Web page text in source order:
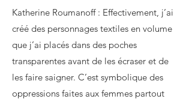
Katherine Roumanoff : Effectivement, j’ai
créé des personnages textiles en volume
que j’ai placés dans des poches
transparentes avant de les écraser et de
les faire saigner. C’est symbolique des
oppressions faites aux femmes partout